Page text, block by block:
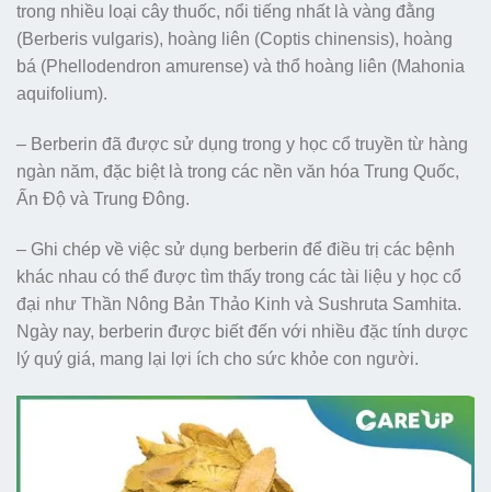
trong nhiều loại cây thuốc, nổi tiếng nhất là vàng đằng
(Berberis vulgaris), hoàng liên (Coptis chinensis), hoàng
bá (Phellodendron amurense) và thổ hoàng liên (Mahonia
aquifolium).
– Berberin đã được sử dụng trong y học cổ truyền từ hàng
ngàn năm, đặc biệt là trong các nền văn hóa Trung Quốc,
Ấn Độ và Trung Đông.
– Ghi chép về việc sử dụng berberin để điều trị các bệnh
khác nhau có thể được tìm thấy trong các tài liệu y học cổ
đại như Thần Nông Bản Thảo Kinh và Sushruta Samhita.
Ngày nay, berberin được biết đến với nhiều đặc tính dược
lý quý giá, mang lại lợi ích cho sức khỏe con người.